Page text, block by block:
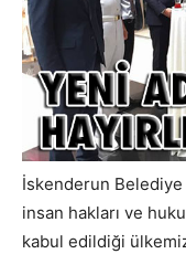
İskenderun Belediye
insan hakları ve
kabul edildiği